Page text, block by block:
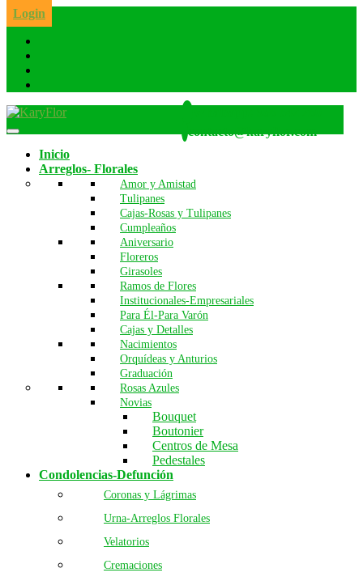
Skip
to
content
Login
contacto@karyflor.com
Inicio
Arreglos- Florales
Amor y Amistad
Tulipanes
Cajas-Rosas y Tulipanes
Cumpleaños
Aniversario
Floreros
Girasoles
Ramos de Flores
Institucionales-Empresariales
Para Él-Para Varón
Cajas y Detalles
Nacimientos
Orquídeas y Anturios
Graduación
Rosas Azules
Novias
Bouquet
Boutonier
Centros de Mesa
Pedestales
Condolencias-Defunción
Coronas y Lágrimas
Urna-Arreglos Florales
Velatorios
Cremaciones